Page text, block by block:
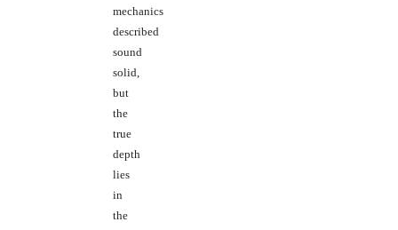
mechanics
described
sound
solid,
but
the
true
depth
lies
in
the